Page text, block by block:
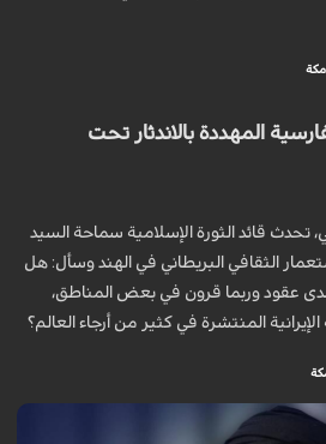
المهددة بالاندثار تحت
قائد الثورة الإسلامية سماحة السيد
الثقافي البريطاني في الهند وسأل: هل
عقود وربما قرون في بعض المناطق،
المنتشرة في كثير من أرجاء العالم؟